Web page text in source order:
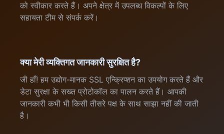
को स्वीकार करते हैं। अपने क्षेत्र में उपलब्ध विकल्पों के लिए
सहायता टीम से संपर्क करें।
क्या मेरी व्यक्तिगत जानकारी सुरक्षित है?
जी हाँ! हम उद्योग-मानक SSL एन्क्रिप्शन का उपयोग करते हैं और
डेटा सुरक्षा के सख्त प्रोटोकॉल का पालन करते हैं। आपकी
जानकारी कभी भी किसी तीसरे पक्ष के साथ साझा नहीं की जाती
है।